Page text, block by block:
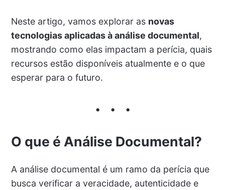
Neste artigo, vamos explorar as novas
tecnologias aplicadas à análise documental,
mostrando como elas impactam a perícia, quais
recursos estão disponíveis atualmente e o que
esperar para o futuro.
O que é Análise Documental?
A análise documental é um ramo da perícia que
busca verificar a veracidade, autenticidade e